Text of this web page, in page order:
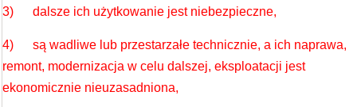
3) dalsze ich użytkowanie jest niebezpieczne,
4) są wadliwe lub przestarzałe technicznie, a ich naprawa,
remont, modernizacja w celu dalszej, eksploatacji jest
ekonomicznie nieuzasadniona,